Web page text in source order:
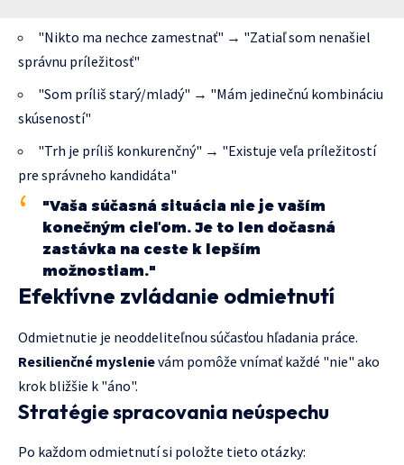
"Nikto ma nechce zamestnať" → "Zatiaľ som nenašiel
správnu príležitosť"
"Som príliš starý/mladý" → "Mám jedinečnú kombináciu
skúseností"
"Trh je príliš konkurenčný" → "Existuje veľa príležitostí
pre správneho kandidáta"
"Vaša súčasná situácia nie je vaším
konečným cieľom. Je to len dočasná
zastávka na ceste k lepším
možnostiam."
Efektívne zvládanie odmietnutí
Odmietnutie je neoddeliteľnou súčasťou hľadania práce.
Resilienčné myslenievám pomôže vnímať každé "nie" ako
krok bližšie k "áno".
Stratégie spracovania neúspechu
Po každom odmietnutí si položte tieto otázky: